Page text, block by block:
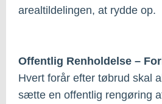
arealtildelingen, at rydde op.
Offentlig Renholdelse –
Hvert forår efter tøbrud skal
sætte en offentlig rengøring